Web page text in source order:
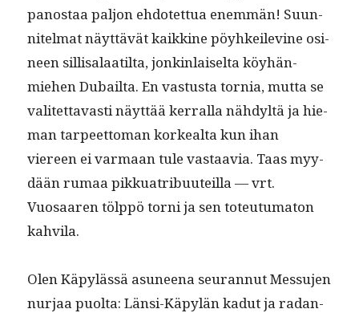
panos­taa paljon ehdotet­tua enem­män! Suun­
nitel­mat näyt­tävät kaikkine pöyhkeilevine osi­
neen sil­lisalaatil­ta, jonkin­laiselta köy­hän­
miehen Dubail­ta. En vas­tus­ta tor­nia, mut­ta se
valitet­tavasti näyt­tää ker­ral­la nähdyltä ja hie­
man tarpeet­toman korkeal­ta kun ihan
viereen ei var­maan tule vas­taavia. Taas myy­
dään rumaa pikku­a­tribu­uteil­la — vrt.
Vuosaaren tölp­pö torni ja sen toteu­tu­ma­ton
kahvila.
Olen Käpylässä asuneena seu­ran­nut Mes­su­jen
nur­jaa puol­ta: Län­si-Käpylän kadut ja radan­